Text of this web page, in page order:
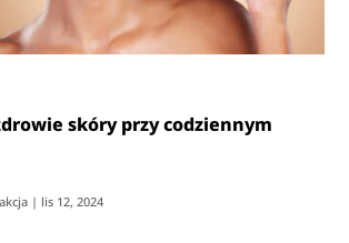
skóry przy codziennym
| lis 12, 2024